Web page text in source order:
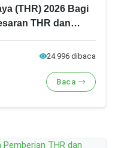
(THR) 2026 Bagi
THR dan
24.996 dibaca
Baca